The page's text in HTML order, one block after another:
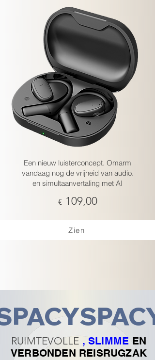
Een nieuw luisterconcept. Omarm
vandaag nog de vrijheid van audio.
en simultaanvertaling met AI
€ 109,00
Zien
RUIMTEVOLLE , SLIMME EN
VERBONDEN REISRUGZAK